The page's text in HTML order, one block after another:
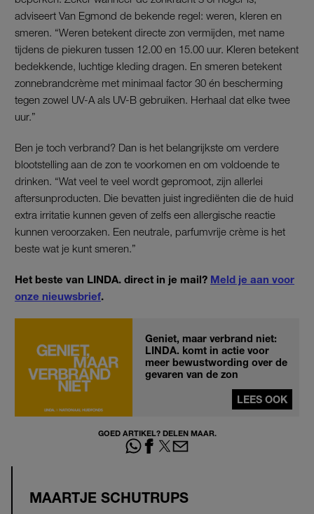
adviseert Van Egmond de bekende regel: weren, kleren en
smeren. “Weren betekent directe zon vermijden, met name
tijdens de piekuren tussen 12.00 en 15.00 uur. Kleren betekent
bedekkende, luchtige kleding dragen. En smeren betekent
zonnebrandcrème met minimaal factor 30 én bescherming
tegen zowel UV-A als UV-B gebruiken. Herhaal dat elke twee
uur.”
Ben je toch verbrand? Dan is het belangrijkste om verdere
blootstelling aan de zon te voorkomen en om voldoende te
drinken. “Wat veel te veel wordt gepromoot, zijn allerlei
aftersunproducten. Die bevatten juist ingrediënten die de huid
extra irritatie kunnen geven of zelfs een allergische reactie
kunnen veroorzaken. Een neutrale, parfumvrije crème is het
beste wat je kunt smeren.”
Het beste van LINDA. direct in je mail? Meld je aan voor
onze nieuwsbrief.
Geniet, maar verbrand niet:
LINDA. komt in actie voor
meer bewustwording over de
gevaren van de zon
LEES OOK
GOED ARTIKEL? DELEN MAAR.
MAARTJE SCHUTRUPS